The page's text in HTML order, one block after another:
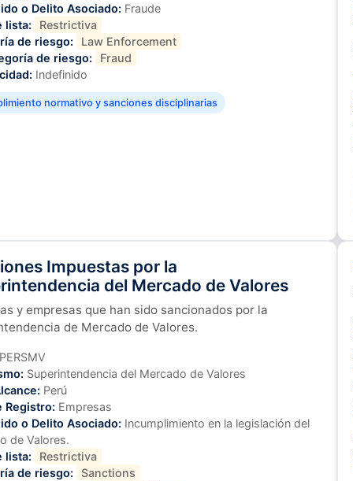
o Delito Asociado: Fraude
lista:
Restrictiva
de riesgo:
Law Enforcement
de riesgo:
Fraud
Indefinido
normativo y sanciones disciplinarias
Impuestas por la
del Mercado de Valores
y empresas que han sido sancionados por la
de Mercado de Valores.
PERSMV
Superintendencia del Mercado de Valores
Perú
Registro: Empresas
o Delito Asociado: Incumplimiento en la legislación del
de Valores.
lista:
Restrictiva
de riesgo:
Sanctions